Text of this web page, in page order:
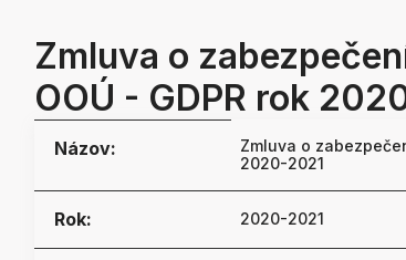
Zmluva o
OOÚ - GDPR rok
Názov:
Zmluva o
2020-2021
Rok: 2020-2021